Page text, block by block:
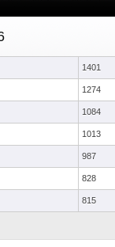
1401
1274
1084
1013
987
828
815